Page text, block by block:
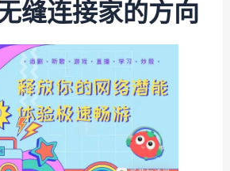
缝连接家的方向